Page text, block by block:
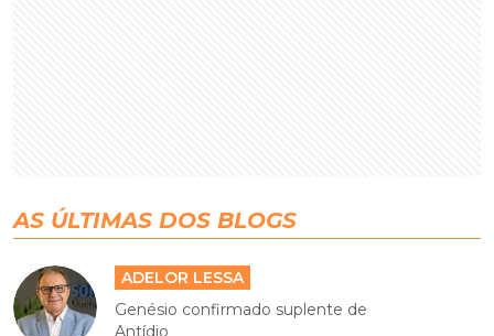
AS ÚLTIMAS DOS BLOGS
ADELOR LESSA
Genésio confirmado suplente de
Antídio